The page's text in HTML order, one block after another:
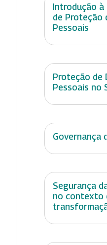
Introdução à
de Proteção
Pessoais
Proteção de
Pessoais no
Governança
Segurança
no contexto